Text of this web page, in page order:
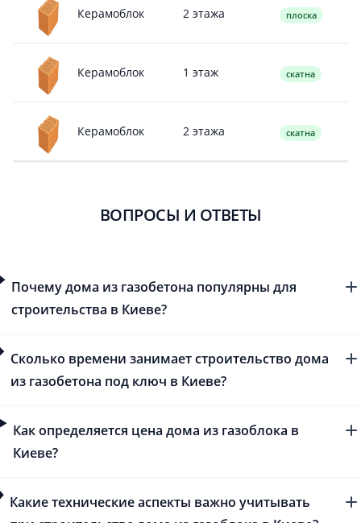
Керамоблок 2 этажа плоска
Керамоблок 1 этаж скатна
Керамоблок 2 этажа скатна
ВОПРОСЫ И ОТВЕТЫ
Почему дома из газобетона популярны для
строительства в Киеве?
Сколько времени занимает строительство дома
из газобетона под ключ в Киеве?
Как определяется цена дома из газоблока в
Киеве?
Какие технические аспекты важно учитывать